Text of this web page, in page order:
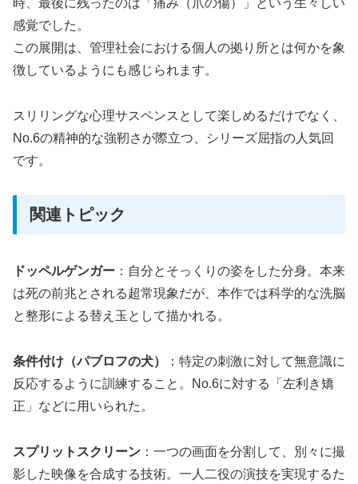
時、最後に残ったのは「痛み（爪の傷）」という生々しい
感覚でした。
この展開は、管理社会における個人の拠り所とは何かを象
徴しているようにも感じられます。
スリリングな心理サスペンスとして楽しめるだけでなく、
No.6の精神的な強靭さが際立つ、シリーズ屈指の人気回
です。
関連トピック
ドッペルゲンガー ：自分とそっくりの姿をした分身。本来
は死の前兆とされる超常現象だが、本作では科学的な洗脳
と整形による替え玉として描かれる。
条件付け（パブロフの犬）
：特定の刺激に対して無意識に
反応するように訓練すること。No.6に対する「左利き矯
正」などに用いられた。
スプリットスクリーン ：一つの画面を分割して、別々に撮
影した映像を合成する技術。一人二役の演技を実現するた